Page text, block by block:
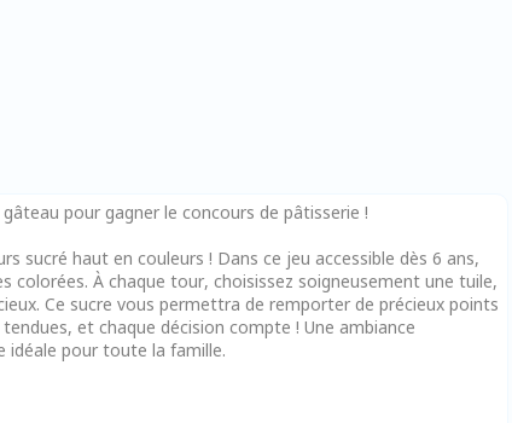
pour gagner le concours de pâtisserie !
sucré haut en couleurs ! Dans ce jeu accessible dès 6 ans,
À chaque tour, choisissez soigneusement une tuile,
Ce sucre vous permettra de remporter de précieux points
et chaque décision compte ! Une ambiance
idéale pour toute la famille.